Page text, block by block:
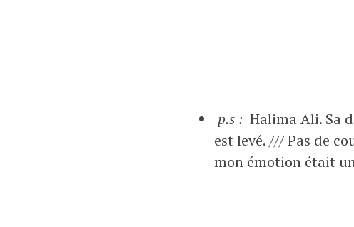
p.s :Halima Ali. Sa
est levé. /// Pas de
mon émotion était